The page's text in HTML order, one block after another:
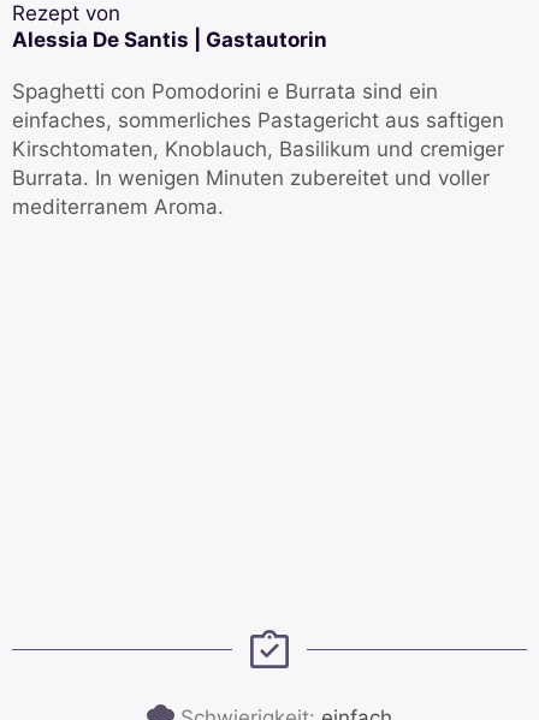
Rezept von
Alessia De Santis | Gastautorin
Spaghetti con Pomodorini e Burrata sind ein
einfaches, sommerliches Pastagericht aus saftigen
Kirschtomaten, Knoblauch, Basilikum und cremiger
Burrata. In wenigen Minuten zubereitet und voller
mediterranem Aroma.